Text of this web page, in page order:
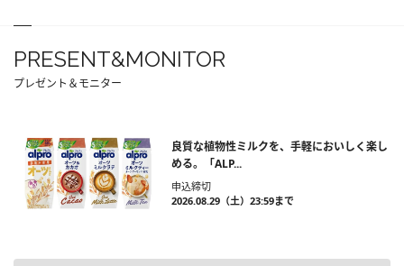
PRESENT&MONITOR
プレゼント＆モニター
良質な植物性ミルクを、手軽においしく楽し
める。「ALP...
申込締切
2026.08.29（土）23:59まで